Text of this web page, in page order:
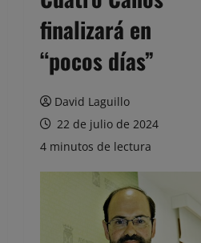
finalizará en
“pocos días”
David Laguillo
22 de julio de 2024
4 minutos de lectura